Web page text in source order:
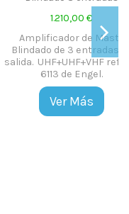
33,03 €
Amplificador Mástil LTE
3e 1s conexión
Easy F UHF(dc)-VHFmix-
Nueva gama de
de mástil de
optimizada para el
sacar el máximo